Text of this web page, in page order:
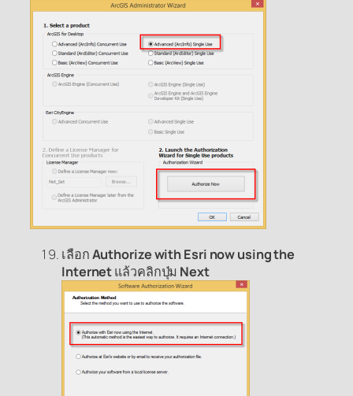
เลือกAuthorize with Esri now using the
Internetแล้วคลิกปุ่ม Next